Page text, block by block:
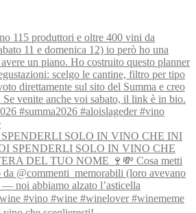
SOLO IN VINO CHE INI